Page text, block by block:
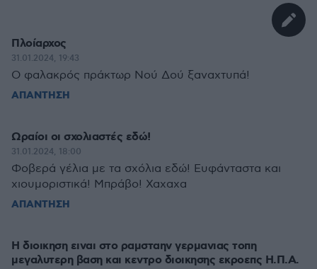
Πλοίαρχος
31.01.2024, 19:43
Ο φαλακρός πράκτωρ Νού Δού ξαναχτυπά!
ΑΠΑΝΤΗΣΗ
Ωραίοι οι σχολιαστές εδώ!
31.01.2024, 18:00
Φοβερά γέλια με τα σχόλια εδώ! Ευφάνταστα και
χιουμοριστικά! Μπράβο! Χαχαχα
ΑΠΑΝΤΗΣΗ
Η διοικηση ειναι στο ραμσταην γερμανιας τοπη
μεγαλυτερη βαση και κεντρο διοικησης εκροεπς Η.Π.Α.